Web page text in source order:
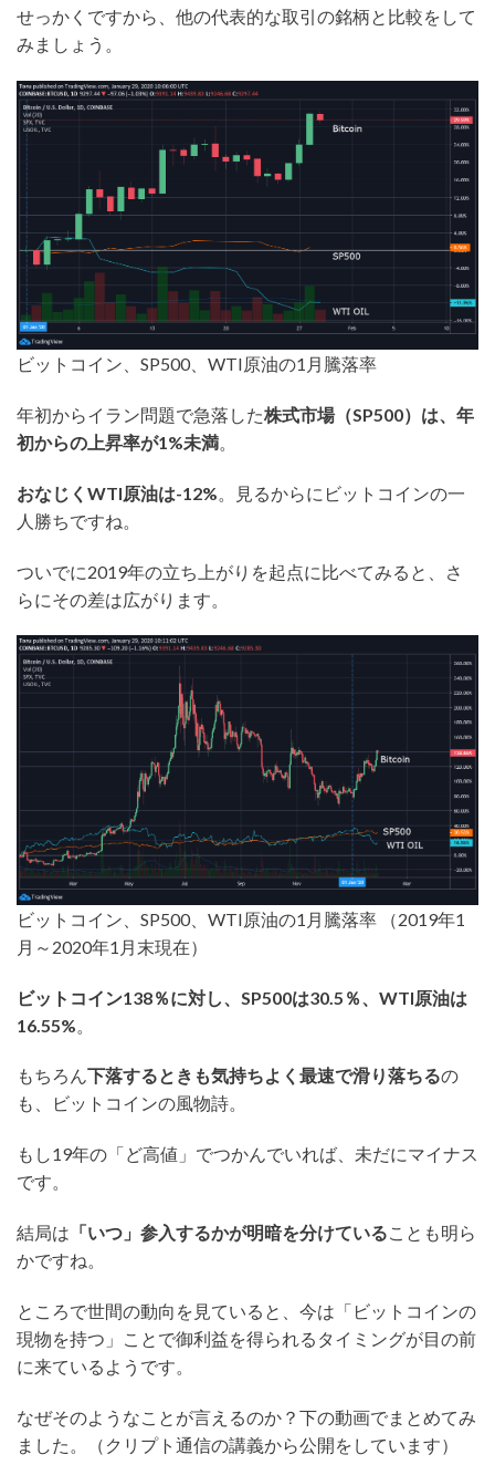
せっかくですから、他の代表的な取引の銘柄と比較をして
みましょう。
ビットコイン、SP500、WTI原油の1月騰落率
年初からイラン問題で急落した株式市場（SP500）は、年
初からの上昇率が1%未満。
おなじくWTI原油は-12% 。見るからにビットコインの一
人勝ちですね。
ついでに2019年の立ち上がりを起点に比べてみると、さ
らにその差は広がります。
ビットコイン、SP500、WTI原油の1月騰落率 （2019年1
月～2020年1月末現在）
ビットコイン138％に対し、SP500は30.5％、WTI原油は
16.55%
もちろん下落するときも気持ちよく最速で滑り落ちるの
も、ビットコインの風物詩。
もし19年の「ど高値」でつかんでいれば、未だにマイナス
です。
結局は 「いつ」参入するかが明暗を分けていることも明ら
かですね。
ところで世間の動向を見ていると、今は「ビットコインの
現物を持つ」ことで御利益を得られるタイミングが目の前
に来ているようです。
なぜそのようなことが言えるのか？下の動画でまとめてみ
ました。（クリプト通信の講義から公開をしています）